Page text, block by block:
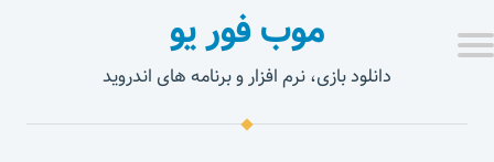
موب فور یو
دانلود بازی، نرم افزار و برنامه های اندروید